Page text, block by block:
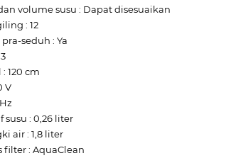
volume susu : Dapat disesuaikan
: 12
seduh : Ya
120 cm
V
susu : 0,26 liter
air : 1,8 liter
: AquaClean